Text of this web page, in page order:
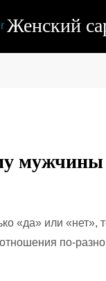
Женский
«да» или
по-